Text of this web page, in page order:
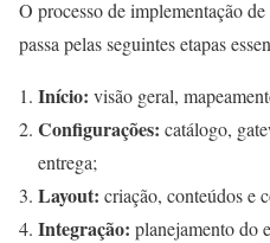
O processo de implementação
passa pelas seguintes etapas
Início: visão geral,
Configurações: catálogo,
entrega;
Layout: criação, conteúdos e
Integração: planejamento do